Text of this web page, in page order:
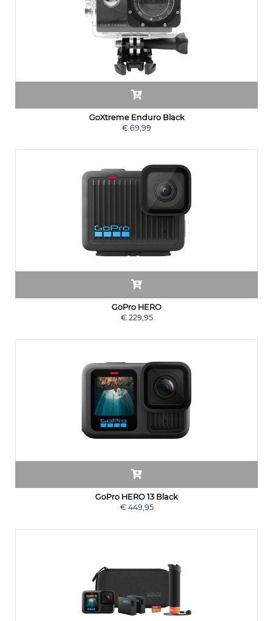
GoXtreme Enduro Black
€ 69,99
GoPro HERO
€ 229,95
GoPro HERO 13 Black
€ 449,95